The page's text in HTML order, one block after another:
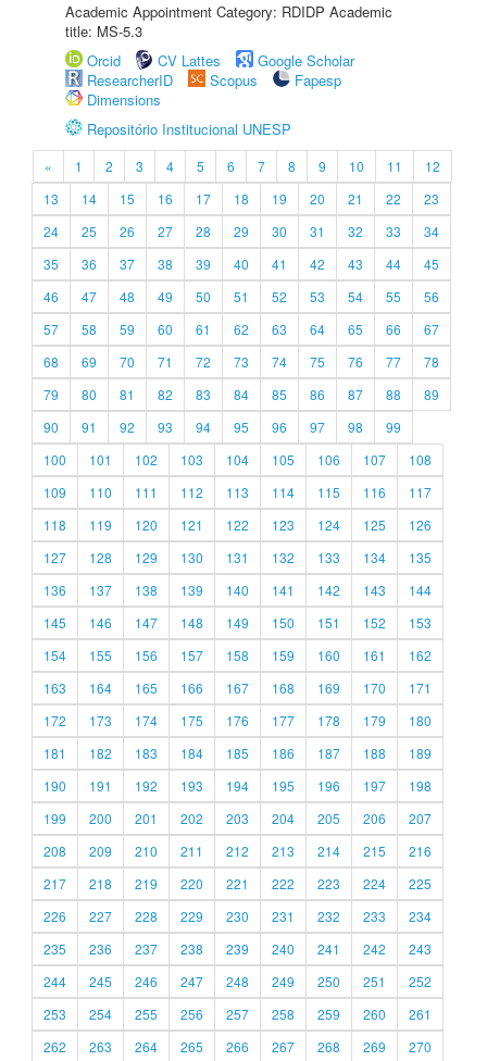
Academic Appointment Category: RDIDP Academic
title: MS-5.3
Orcid
CV Lattes
Google Scholar
ResearcherID
Scopus
Fapesp
Dimensions
Repositório Institucional UNESP
« 1 2 3 4 5 6 7 8 9 10 11
12
13
14 15 16 17 18 19 20 21 22
23
24
25 26 27 28 29 30 31 32 33
34
35
36 37 38 39 40 41 42 43 44
45
46
47 48 49 50 51 52 53 54 55
56
57
58 59 60 61 62 63 64 65 66
67
68
69 70 71 72 73 74 75 76 77
78
79
80 81 82 83 84 85 86 87 88
89
90
91 92 93 94 95 96 97 98
99
100
101 102 103 104 105 106 107
108
109
110 111 112 113 114 115 116
117
118
119 120 121 122 123 124 125
126
127
128 129 130 131 132 133 134
135
136
137 138 139 140 141 142 143
144
145
146 147 148 149 150 151 152
153
154
155 156 157 158 159 160 161
162
163
164 165 166 167 168 169 170
171
172
173 174 175 176 177 178 179
180
181
182 183 184 185 186 187 188
189
190
191 192 193 194 195 196 197
198
199
200 201 202 203 204 205 206
207
208
209 210 211 212 213 214 215
216
217
218 219 220 221 222 223 224
225
226
227 228 229 230 231 232 233
234
235
236 237 238 239 240 241 242
243
244
245 246 247 248 249 250 251
252
253
254 255 256 257 258 259 260
261
262
263 264 265 266 267 268 269 270